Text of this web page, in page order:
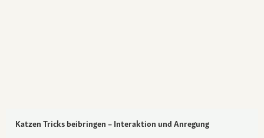
Katzen Tricks beibringen – Interaktion und Anregung